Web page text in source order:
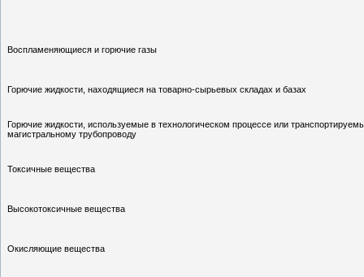
Воспламеняющиеся и горючие газы
Горючие жидкости, находящиеся на товарно-сырьевых складах и базах
Горючие жидкости, используемые в технологическом процессе или
магистральному трубопроводу
Токсичные вещества
Высокотоксичные вещества
Окисляющие вещества